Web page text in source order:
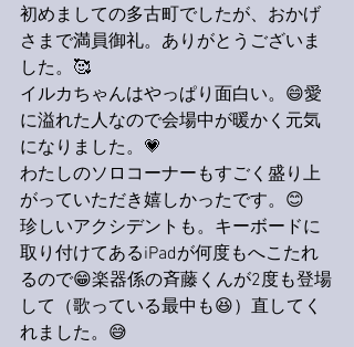
初めましての多古町でしたが、おかげ
さまで満員御礼。ありがとうございま
した。🥰
イルカちゃんはやっぱり面白い。😄愛
に溢れた人なので会場中が暖かく元気
になりました。💗
わたしのソロコーナーもすごく盛り上
がっていただき嬉しかったです。😊
珍しいアクシデントも。キーボードに
取り付けてあるiPadが何度もへこたれ
るので😁楽器係の斉藤くんが2度も登場
して（歌っている最中も😆）直してく
れました。😅